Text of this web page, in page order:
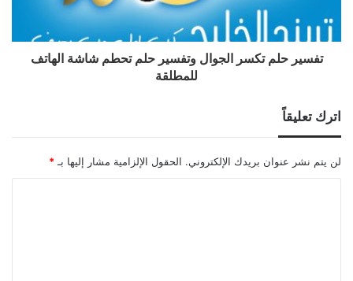
تفسير حلم تكسر الجوال وتفسير حلم تحطم شاشة الهاتف
للمطلقة
اترك تعليقاً
لن يتم نشر عنوان بريدك الإلكتروني. الحقول الإلزامية مشار إليها بـ *